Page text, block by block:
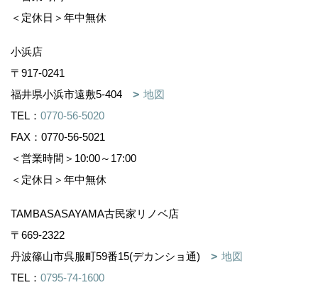
＜定休日＞年中無休
小浜店
〒917-0241
福井県小浜市遠敷5-404
地図
TEL： 0770-56-5020
FAX：0770-56-5021
＜営業時間＞10:00～17:00
＜定休日＞年中無休
TAMBASASAYAMA古民家リノベ店
〒669-2322
丹波篠山市呉服町59番15(デカンショ通)
地図
TEL： 0795-74-1600